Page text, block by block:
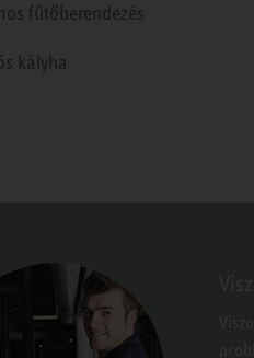
fűtőberendezés
kályha